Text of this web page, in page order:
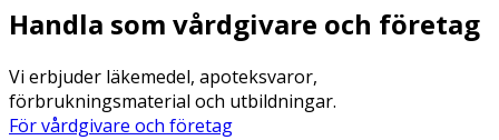
Handla som vårdgivare och företag
Vi erbjuder läkemedel, apoteksvaror,
förbrukningsmaterial och utbildningar.
För vårdgivare och företag